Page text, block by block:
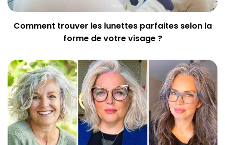
Comment trouver les lunettes parfaites selon la
forme de votre visage ?